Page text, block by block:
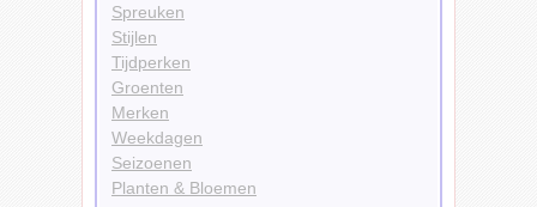
Spreuken
Stijlen
Tijdperken
Groenten
Merken
Weekdagen
Seizoenen
Planten & Bloemen